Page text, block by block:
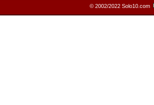
© 2002/2022 Solo10.com